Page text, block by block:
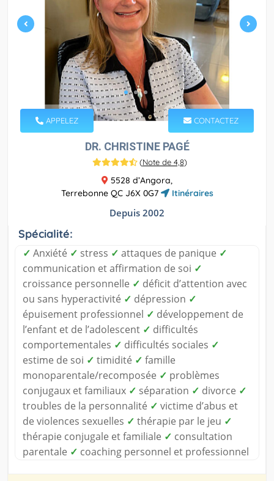
APPELEZ CONTACTEZ
DR. CHRISTINE PAGÉ
(Note de 4,8)
5528 d’Angora,
Terrebonne QC J6X 0G7
Itinéraires
Depuis 2002
Spécialité:
✓ Anxiété ✓ stress ✓ attaques de panique ✓
communication et affirmation de soi ✓
croissance personnelle ✓ déficit d’attention avec
ou sans hyperactivité ✓ dépression ✓
épuisement professionnel ✓ développement de
l’enfant et de l’adolescent ✓ difficultés
comportementales ✓ difficultés sociales ✓
estime de soi ✓ timidité ✓ famille
monoparentale/recomposée ✓ problèmes
conjugaux et familiaux ✓ séparation ✓ divorce ✓
troubles de la personnalité ✓ victime d’abus et
de violences sexuelles ✓ thérapie par le jeu ✓
thérapie conjugale et familiale ✓ consultation
parentale ✓ coaching personnel et professionnel